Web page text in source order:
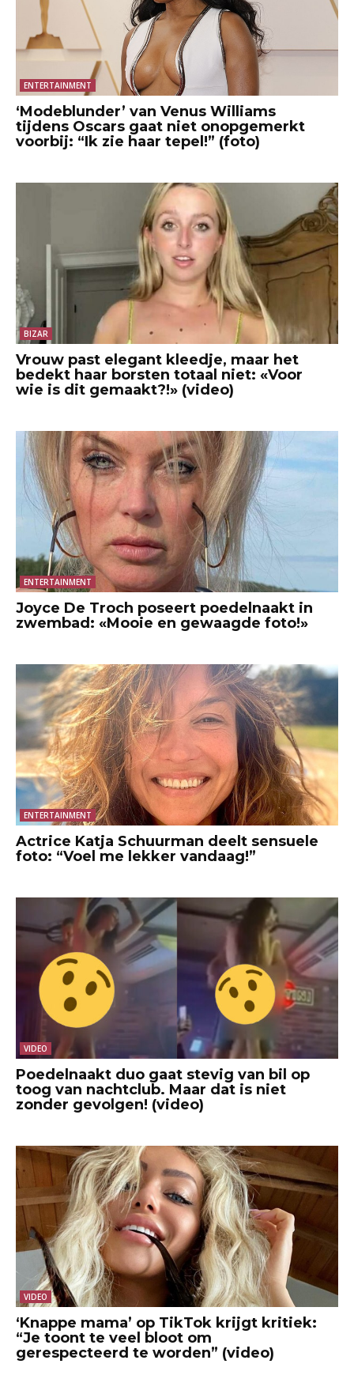
ENTERTAINMENT
‘Modeblunder’ van Venus Williams
tijdens Oscars gaat niet onopgemerkt
voorbij: “Ik zie haar tepel!” (foto)
BIZAR
Vrouw past elegant kleedje, maar het
bedekt haar borsten totaal niet: «Voor
wie is dit gemaakt?!» (video)
ENTERTAINMENT
Joyce De Troch poseert poedelnaakt in
zwembad: «Mooie en gewaagde foto!»
ENTERTAINMENT
Actrice Katja Schuurman deelt sensuele
foto: “Voel me lekker vandaag!”
VIDEO
Poedelnaakt duo gaat stevig van bil op
toog van nachtclub. Maar dat is niet
zonder gevolgen! (video)
VIDEO
‘Knappe mama’ op TikTok krijgt kritiek:
“Je toont te veel bloot om
gerespecteerd te worden” (video)